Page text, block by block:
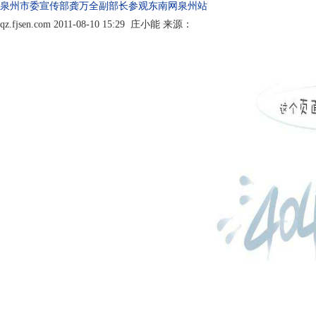
泉州市委宣传部龚万全副部长参观东南网泉州站
qz.fjsen.com 2011-08-10 15:29 庄小能 来源：